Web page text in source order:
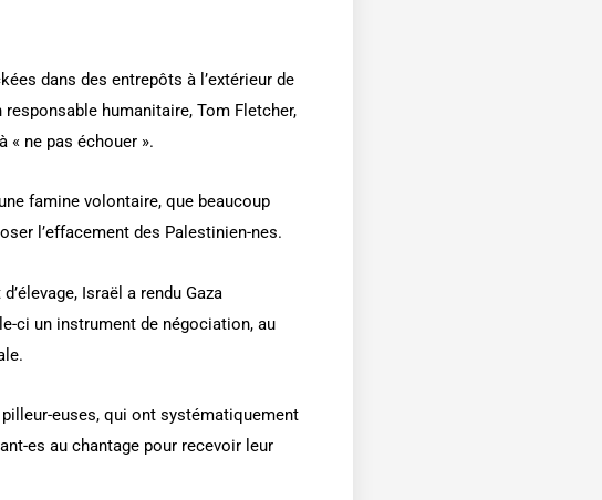
dans des entrepôts à l’extérieur de
humanitaire, Tom Fletcher,
« ne pas échouer ».
famine volontaire, que beaucoup
l’effacement des Palestinien-nes.
Israël a rendu Gaza
ci un instrument de négociation, au
euses, qui ont systématiquement
es au chantage pour recevoir leur